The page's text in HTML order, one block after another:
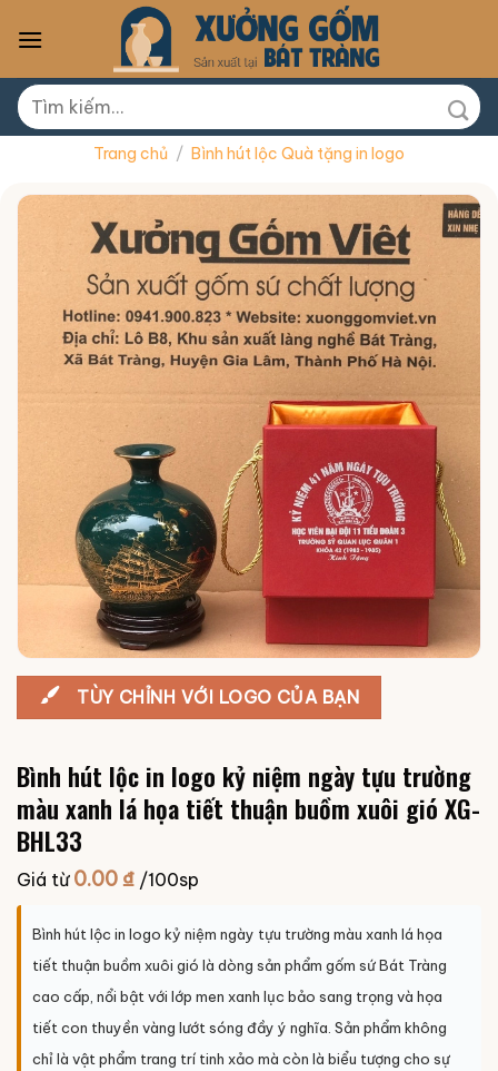
Tìm
kiếm:
Trang chủ / Bình hút lộc Quà tặng in logo
TÙY CHỈNH VỚI LOGO CỦA BẠN
Bình hút lộc in logo kỷ niệm ngày tựu trường
màu xanh lá họa tiết thuận buồm xuôi gió XG-
BHL33
Giá từ 0.00₫ /100sp
Bình hút lộc in logo kỷ niệm ngày tựu trường màu xanh lá họa
tiết thuận buồm xuôi gió là dòng sản phẩm gốm sứ Bát Tràng
cao cấp, nổi bật với lớp men xanh lục bảo sang trọng và họa
tiết con thuyền vàng lướt sóng đầy ý nghĩa. Sản phẩm không
chỉ là vật phẩm trang trí tinh xảo mà còn là biểu tượng cho sự